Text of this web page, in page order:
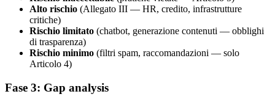
Alto rischio (Allegato III — HR, credito, infrastrutture
critiche)
Rischio limitato (chatbot, generazione contenuti — obblighi
di trasparenza)
Rischio minimo (filtri spam, raccomandazioni — solo
Articolo 4)
Fase 3: Gap analysis